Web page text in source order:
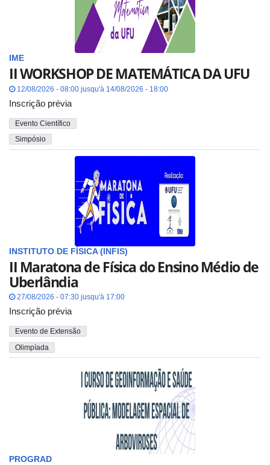
IME
II WORKSHOP DE MATEMÁTICA DA UFU
12/08/2026 - 08:00 jusqu'à 14/08/2026 - 18:00
Inscrição prévia
Evento Científico
Simpósio
INSTITUTO DE FÍSICA (INFIS)
II Maratona de Física do Ensino Médio de
Uberlândia
27/08/2026 - 07:30 jusqu'à 17:00
Inscrição prévia
Evento de Extensão
Olimpíada
PROGRAD